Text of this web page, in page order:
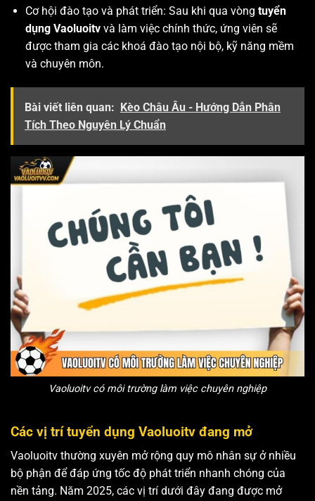
Cơ hội đào tạo và phát triển: Sau khi qua vòng tuyển
dụng Vaoluoitvvà làm việc chính thức, ứng viên sẽ
được tham gia các khoá đào tạo nội bộ, kỹ năng mềm
và chuyên môn.
Bài viết liên quan: Kèo Châu Âu - Hướng Dẫn Phân
Tích Theo Nguyên Lý Chuẩn
Vaoluoitv có môi trường làm việc chuyên nghiệp
Các vị trí tuyển dụng Vaoluoitv đang mở
Vaoluoitv thường xuyên mở rộng quy mô nhân sự ở nhiều
bộ phận để đáp ứng tốc độ phát triển nhanh chóng của
nền tảng. Năm 2025, các vị trí dưới đây đang được mở